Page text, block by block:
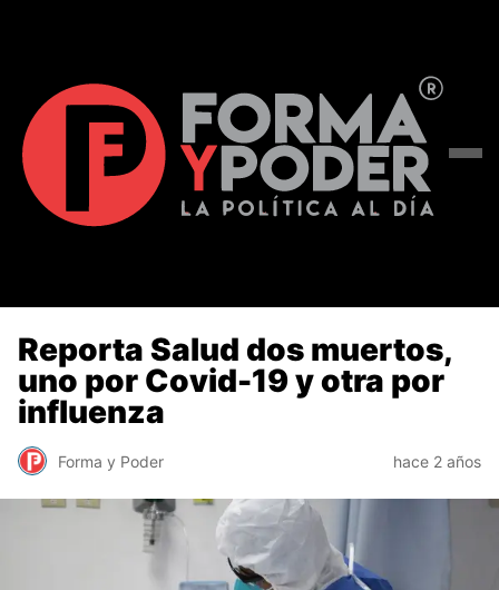
Reporta Salud dos muertos,
uno por Covid-19 y otra por
influenza
Forma y Poder hace 2 años